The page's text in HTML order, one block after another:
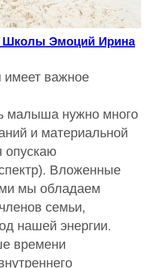
Школы Эмоций Ирина
важное
малыша нужно много
и материальной
опускаю
Вложенные
мы обладаем
семьи,
нашей энергии.
времени